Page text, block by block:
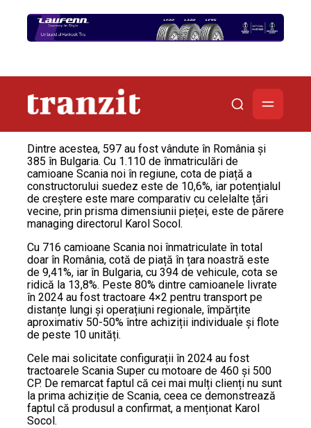
Dintre acestea, 597 au fost vândute în România și
385 în Bulgaria. Cu 1.110 de înmatriculări de
camioane Scania noi în regiune, cota de piață a
constructorului suedez este de 10,6%, iar potențialul
de creștere este mare comparativ cu celelalte țări
vecine, prin prisma dimensiunii pieței, este de părere
managing directorul Karol Socol.
Cu 716 camioane Scania noi înmatriculate în total
doar în România, cotă de piață în țara noastră este
de 9,41%, iar în Bulgaria, cu 394 de vehicule, cota se
ridică la 13,8%. Peste 80% dintre camioanele livrate
în 2024 au fost tractoare 4×2 pentru transport pe
distanțe lungi și operațiuni regionale, împărțite
aproximativ 50-50% între achiziții individuale și flote
de peste 10 unități.
Cele mai solicitate configurații în 2024 au fost
tractoarele Scania Super cu motoare de 460 și 500
CP. De remarcat faptul că cei mai mulți clienți nu sunt
la prima achiziție de Scania, ceea ce demonstrează
faptul că produsul a confirmat, a menționat Karol
Socol.